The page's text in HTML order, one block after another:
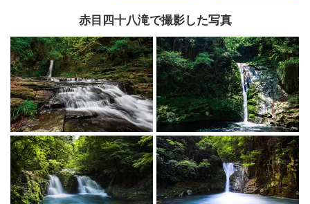
赤目四十八滝で撮影した写真